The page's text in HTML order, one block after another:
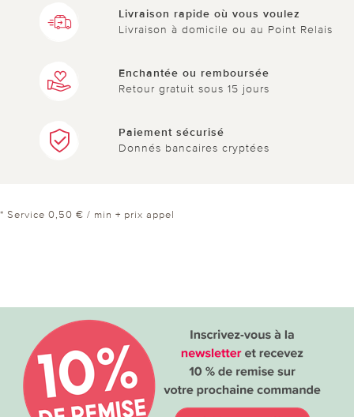
Livraison rapide où vous voulez
Livraison à domicile ou au Point Relais
Enchantée ou remboursée
Retour gratuit sous 15 jours
Paiement sécurisé
Donnés bancaires cryptées
* Service 0,50 € / min + prix appel